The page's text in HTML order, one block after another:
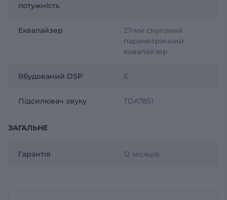
потужність
Еквалайзер
27-ми смуговий
параметричний
еквалайзер
Вбудований DSP Є
Підсилювач звуку TDA7851
ЗАГАЛЬНЕ
Гарантія 12 місяців